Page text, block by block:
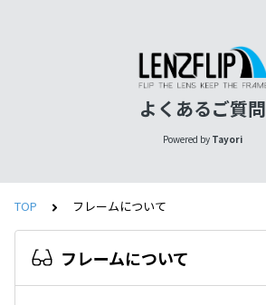
よくあるご質問
Powered by Tayori
TOP フレームについて
フレームについて